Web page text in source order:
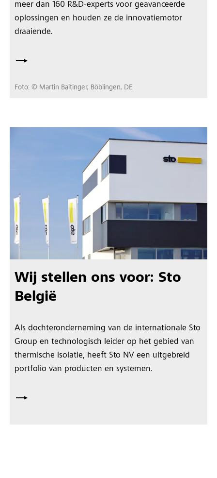
meer dan 160 R&D-experts voor geavanceerde
oplossingen en houden ze de innovatiemotor
draaiende.
Foto: © Martin Baitinger, Böblingen, DE
Wij stellen ons voor: Sto
België
Als dochteronderneming van de internationale Sto
Group en technologisch leider op het gebied van
thermische isolatie, heeft Sto NV een uitgebreid
portfolio van producten en systemen.